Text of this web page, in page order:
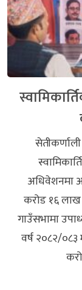
अधिवेशनमा
करोड १६ लाख
गाउँसभामा
वर्ष २०८२/